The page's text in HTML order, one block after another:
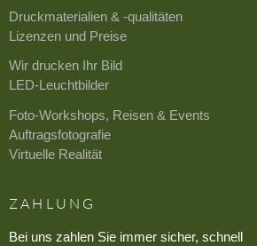
Druckmaterialien & -qualitäten
Lizenzen und Preise
Wir drucken Ihr Bild
LED-Leuchtbilder
Foto-Workshops, Reisen & Events
Auftragsfotografie
Virtuelle Realität
ZAHLUNG
Bei uns zahlen Sie immer sicher, schnell